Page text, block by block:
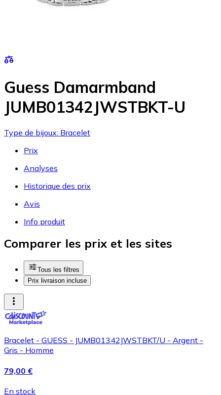
Guess Damarmband
JUMB01342JWSTBKT-U
Type de bijoux: Bracelet
Prix
Analyses
Historique des prix
Avis
Info produit
Comparer les prix et les sites
Tous les filtres
Prix livraison incluse
Bracelet - GUESS - JUMB01342JWSTBKT/U - Argent -
Gris - Homme
79,00 €
En stock